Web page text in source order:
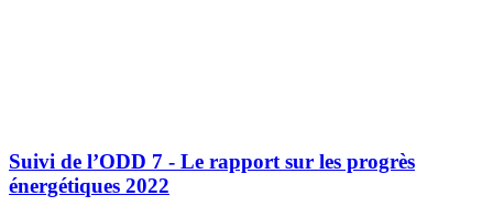
Suivi de l’ODD 7 - Le rapport sur les progrès
énergétiques 2022